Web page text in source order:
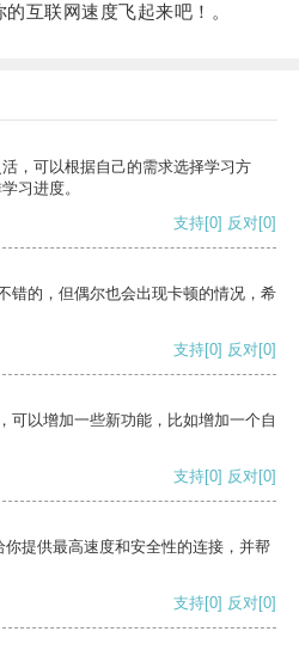
联网速度飞起来吧！。
，可以根据自己的需求选择学习方
习进度。
支持[0] 反对[0]
错的，但偶尔也会出现卡顿的情况，希
支持[0] 反对[0]
可以增加一些新功能，比如增加一个自
支持[0] 反对[0]
提供最高速度和安全性的连接，并帮
支持[0] 反对[0]